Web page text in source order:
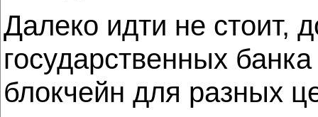
Далеко идти не стоит,
государственных
блокчейн для разных